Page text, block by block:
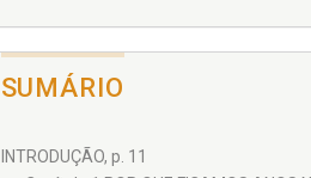
SUMÁRIO
INTRODUÇÃO, p. 11